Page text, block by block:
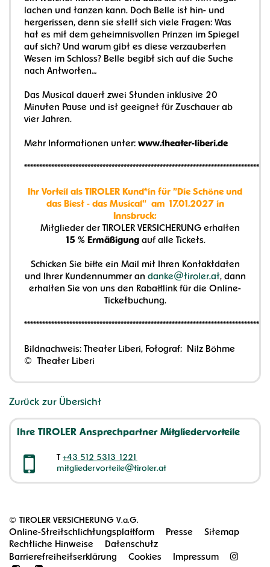
lachen und tanzen kann. Doch Belle ist hin- und
hergerissen, denn sie stellt sich viele Fragen: Was
hat es mit dem geheimnisvollen Prinzen im Spiegel
auf sich? Und warum gibt es diese verzauberten
Wesen im Schloss? Belle begibt sich auf die Suche
nach Antworten…
Das Musical dauert zwei Stunden inklusive 20
Minuten Pause und ist geeignet für Zuschauer ab
vier Jahren.
Mehr Informationen unter: www.theater-liberi.de
Ihr Vorteil als TIROLER Kund*in für "Die Schöne und
das Biest - das Musical" am 17.01.2027 in
Innsbruck:
Mitglieder der TIROLER VERSICHERUNG erhalten
15 % Ermäßigung auf alle Tickets.
Schicken Sie bitte ein Mail mit Ihren Kontaktdaten
und Ihrer Kundennummer an danke@tiroler.at, dann
erhalten Sie von uns den Rabattlink für die Online-
Ticketbuchung.
Bildnachweis: Theater Liberi, Fotograf: Nilz Böhme
© Theater Liberi
Zurück zur Übersicht
Ihre TIROLER Ansprechpartner Mitgliedervorteile
T +43 512 5313 1221
mitgliedervorteile@tiroler.at
© TIROLER VERSICHERUNG V.a.G.
Online-Streitschlichtungsplattform
Presse
Sitemap
Rechtliche Hinweise
Datenschutz
Barrierefreiheitserklärung
Cookies Impressum